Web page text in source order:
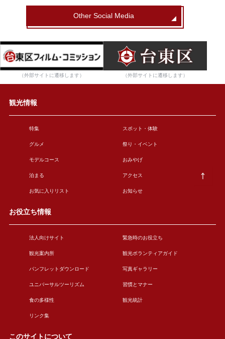
Other Social Media
（外部サイトに遷移します） （外部サイトに遷移します）
観光情報
特集 スポット・体験
グルメ 祭り・イベント
モデルコース おみやげ
泊まる アクセス
お気に入りリスト お知らせ
お役立ち情報
法人向けサイト 緊急時のお役立ち
観光案内所 観光ボランティアガイド
パンフレットダウンロード 写真ギャラリー
ユニバーサルツーリズム 習慣とマナー
食の多様性 観光統計
リンク集
このサイトについて